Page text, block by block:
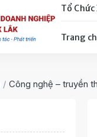
Tổ
Trang
/ Công nghệ – truyền